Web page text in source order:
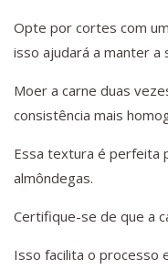
Opte por cortes com
isso ajudará a manter a
Moer a carne duas
consistência mais
Essa textura é perfeita
almôndegas.
Certifique-se de que a
Isso facilita o processo